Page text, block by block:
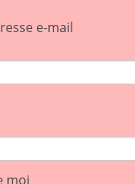
e-mail
moi